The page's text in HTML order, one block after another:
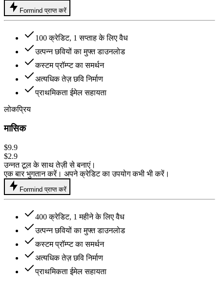
Formind प्राप्त करें
100 क्रेडिट, 1 सप्ताह के लिए वैध
उत्पन्न छवियों का मुफ्त डाउनलोड
कस्टम प्रॉम्प्ट का समर्थन
अत्यधिक तेज़ छवि निर्माण
प्राथमिकता ईमेल सहायता
लोकप्रिय
मासिक
$9.9
$2.9
उन्नत टूल के साथ तेज़ी से बनाएं।
एक बार भुगतान करें। अपने क्रेडिट का उपयोग कभी भी करें।
Formind प्राप्त करें
400 क्रेडिट, 1 महीने के लिए वैध
उत्पन्न छवियों का मुफ्त डाउनलोड
कस्टम प्रॉम्प्ट का समर्थन
अत्यधिक तेज़ छवि निर्माण
प्राथमिकता ईमेल सहायता